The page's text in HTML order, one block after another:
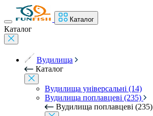
Каталог
Каталог
Вудилища
Каталог
Вудилища універсальні (14)
Вудилища поплавцеві (235)
Вудилища поплавцеві (235)